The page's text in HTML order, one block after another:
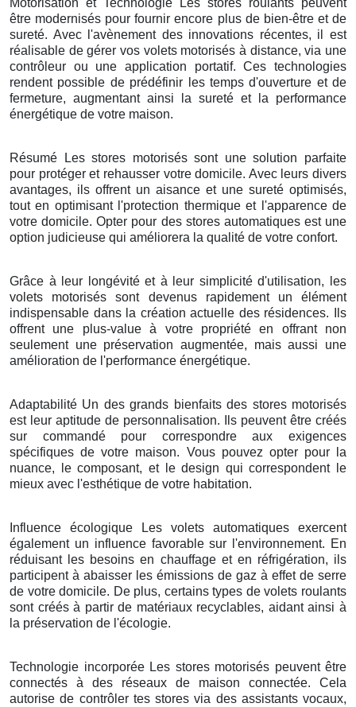
Motorisation et Technologie Les stores roulants peuvent
être modernisés pour fournir encore plus de bien-être et de
sureté. Avec l'avènement des innovations récentes, il est
réalisable de gérer vos volets motorisés à distance, via une
contrôleur ou une application portatif. Ces technologies
rendent possible de prédéfinir les temps d'ouverture et de
fermeture, augmentant ainsi la sureté et la performance
énergétique de votre maison.
Résumé Les stores motorisés sont une solution parfaite
pour protéger et rehausser votre domicile. Avec leurs divers
avantages, ils offrent un aisance et une sureté optimisés,
tout en optimisant l'protection thermique et l'apparence de
votre domicile. Opter pour des stores automatiques est une
option judicieuse qui améliorera la qualité de votre confort.
Grâce à leur longévité et à leur simplicité d'utilisation, les
volets motorisés sont devenus rapidement un élément
indispensable dans la création actuelle des résidences. Ils
offrent une plus-value à votre propriété en offrant non
seulement une préservation augmentée, mais aussi une
amélioration de l'performance énergétique.
Adaptabilité Un des grands bienfaits des stores motorisés
est leur aptitude de personnalisation. Ils peuvent être créés
sur commandé pour correspondre aux exigences
spécifiques de votre maison. Vous pouvez opter pour la
nuance, le composant, et le design qui correspondent le
mieux avec l'esthétique de votre habitation.
Influence écologique Les volets automatiques exercent
également un influence favorable sur l'environnement. En
réduisant les besoins en chauffage et en réfrigération, ils
participent à abaisser les émissions de gaz à effet de serre
de votre domicile. De plus, certains types de volets roulants
sont créés à partir de matériaux recyclables, aidant ainsi à
la préservation de l'écologie.
Technologie incorporée Les stores motorisés peuvent être
connectés à des réseaux de maison connectée. Cela
autorise de contrôler tes stores via des assistants vocaux,